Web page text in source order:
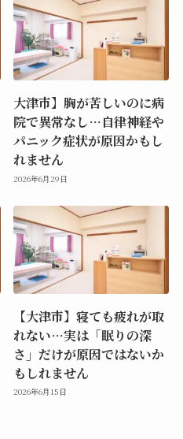
大津市】胸が苦しいのに病
院で異常なし…自律神経や
パニック症状が原因かもし
れません
2026年6月29日
【大津市】寝ても疲れが取
れない…実は「眠りの深
さ」だけが原因ではないか
もしれません
2026年6月15日